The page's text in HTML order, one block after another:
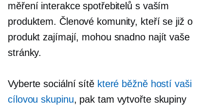
měření interakce spotřebitelů s vaším
produktem. Členové komunity, kteří se již o
produkt zajímají, mohou snadno najít vaše
stránky.
Vyberte sociální sítě které běžně hostí vaši
cílovou skupinu, pak tam vytvořte skupiny